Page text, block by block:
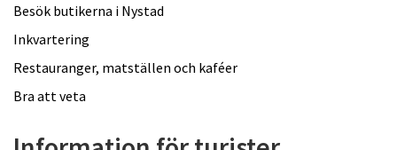
Besök butikerna i Nystad
Inkvartering
Restauranger, matställen och kaféer
Bra att veta